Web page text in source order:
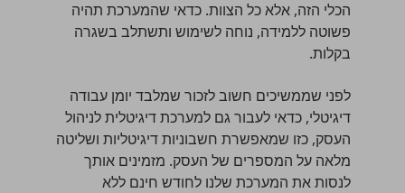
הכלי הזה, אלא כל הצוות. כדאי שהמערכת תהיה
פשוטה ללמידה, נוחה לשימוש ותשתלב בשגרה
בקלות.
לפני שממשיכים חשוב לזכור שמלבד יומן עבודה
דיגיטלי, כדאי לעבור גם למערכת דיגיטלית לניהול
העסק, כזו שמאפשרת חשבוניות דיגיטליות ושליטה
מלאה על המספרים של העסק. מזמינים אותך
לנסות את המערכת שלנו לחודש חינם ללא